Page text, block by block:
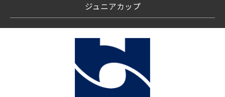
ジュニアカップ